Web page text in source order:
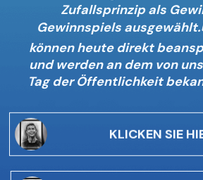
Zufallsprinzip als
Gewinnspiels
können heute direkt
und werden an dem von
Tag der Öffentlichkeit
KLICKEN SIE